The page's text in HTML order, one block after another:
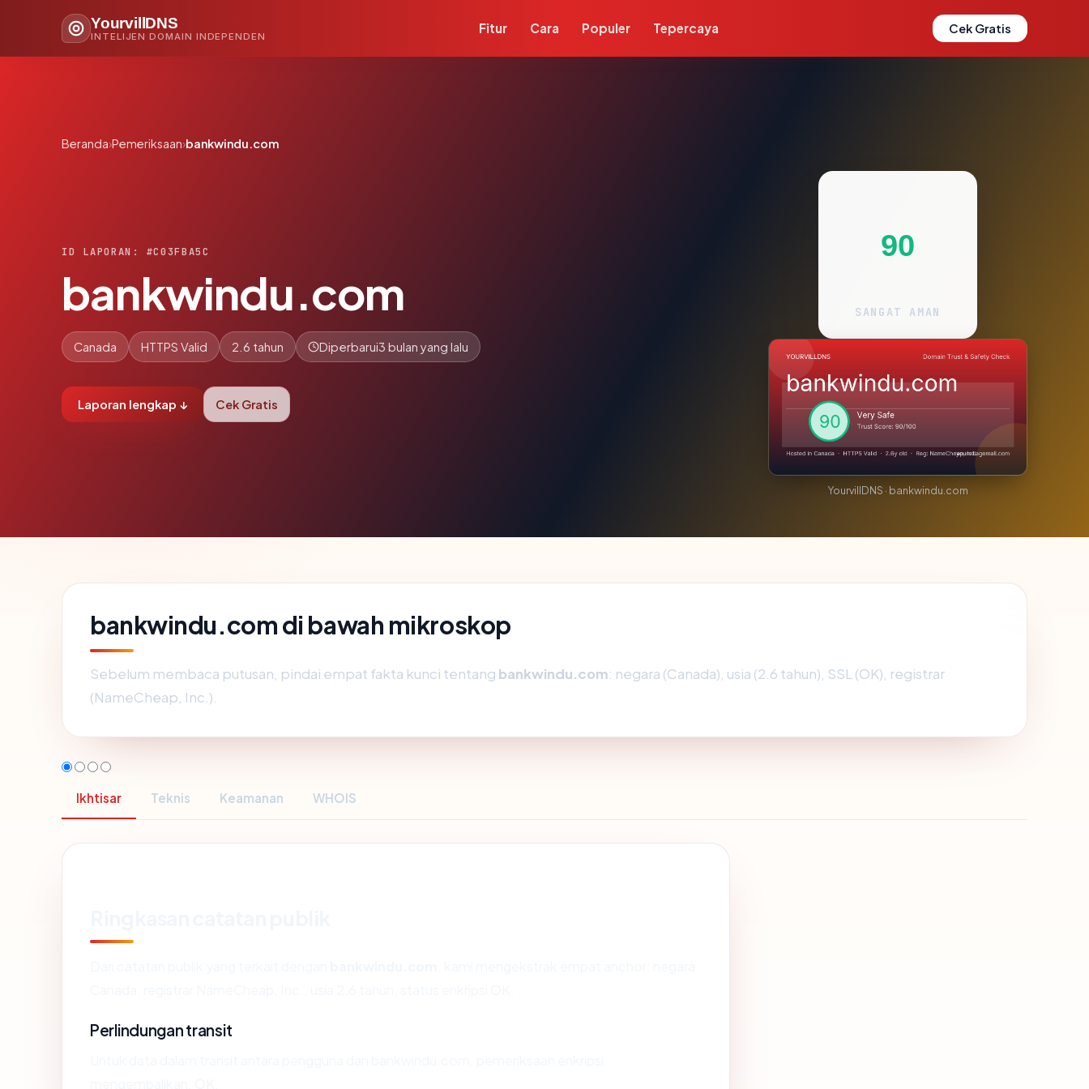
YourvillDNS
INTELIJEN DOMAIN INDEPENDEN
Fitur Cara Populer Tepercaya Cek Gratis
Beranda›Pemeriksaan›bankwindu.com
ID LAPORAN: #C03FBA5C
bankwindu.com
Canada HTTPS Valid 2.6 tahun Diperbarui3 bulan yang lalu
Laporan lengkap ↓ Cek Gratis
90
SANGAT AMAN
YourvillDNS · bankwindu.com
bankwindu.com di bawah mikroskop
Sebelum membaca putusan, pindai empat fakta kunci tentang bankwindu.com: negara (Canada), usia (2.6 tahun), SSL (OK), registrar
(NameCheap, Inc.).
Ikhtisar Teknis Keamanan WHOIS
Perlindungan transit